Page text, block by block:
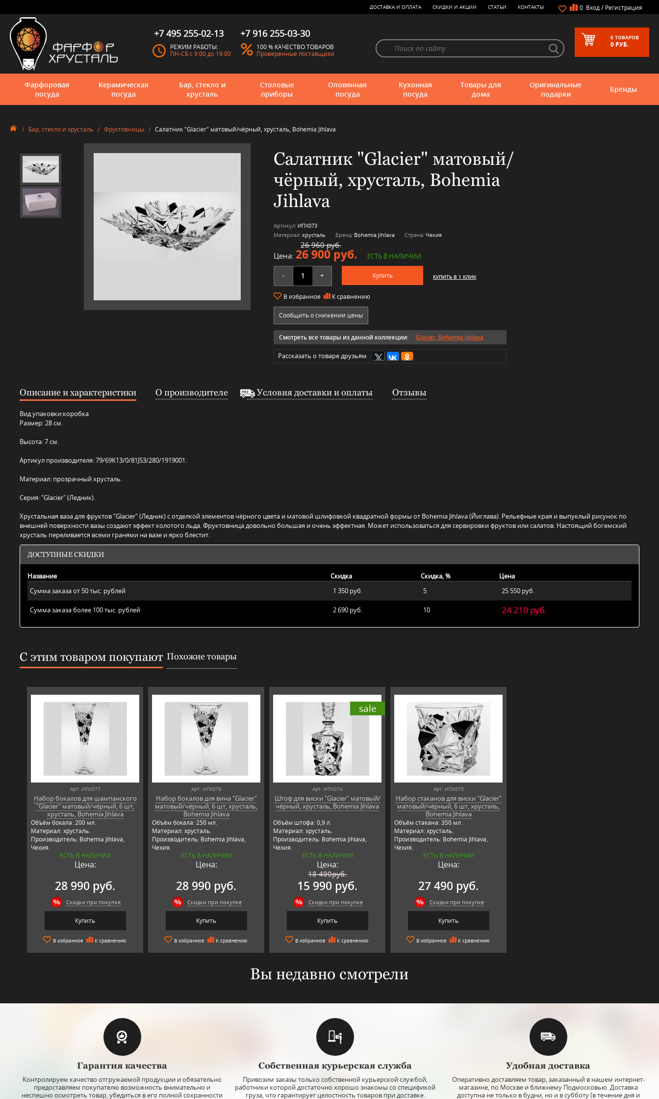
0 Вход/ Регистрация
ДОСТАВКА И ОПЛАТА СКИДКИ И АКЦИИ СТАТЬИ КОНТАКТЫ
+7 495 255-02-13
РЕЖИМ РАБОТЫ:
ПН-СБ с 9:00 до 19:00
+7 916 255-03-30
100 % КАЧЕСТВО ТОВАРОВ
Проверенные поставщики
0 ТОВАРОВ
0 РУБ.
Фарфоровая
посуда
Керамическая
посуда
Бар, стекло и
хрусталь
Столовые
приборы
Оловянная
посуда
Кухонная
посуда
Товары для
дома
Оригинальные
подарки
Бренды
/ Бар, стекло и хрусталь / Фруктовницы / Салатник "Glacier" матовый/чёрный, хрусталь, Bohemia Jihlava
Салатник "Glacier" матовый/
чёрный, хрусталь, Bohemia
Jihlava
Артикул: ИПХ073
Материал: хрусталь Бренд: Bohemia Jihlava Страна: Чехия
26 960 руб.
Цена: 26 900 руб. ЕСТЬ В НАЛИЧИИ
- + Купить КУПИТЬ В 1 КЛИК
В избранное К сравнению
Сообщить о снижении цены
Смотреть все товары из данной коллекции: Glacier, Bohemia Jihlava
Рассказать о товаре друзьям
Описание и характеристики О производителе Условия доставки и оплаты Отзывы
Вид упаковки:коробка
Размер: 28 см.
Высота: 7 см.
Артикул производителя: 79/69K13/0/81J53/280/1919001.
Материал: прозрачный хрусталь.
Серия: "Glacier" (Ледник).
Хрустальная ваза для фруктов "Glacier" (Ледник) с отделкой элементов чёрного цвета и матовой шлифовкой квадратной формы от Bohemia Jihlava (Йиглава). Рельефные края и выпуклый рисунок по
внешней поверхности вазы создают эффект колотого льда. Фруктовница довольно большая и очень эффектная. Может использоваться для сервировки фруктов или салатов. Настоящий богемский
хрусталь переливается всеми гранями на вазе и ярко блестит.
ДОСТУПНЫЕ СКИДКИ
Название Скидка Скидка, %
Цена
Сумма заказа от 50 тыс. рублей
1 350 руб. 5 25 550 руб.
Сумма заказа более 100 тыс. рублей 2 690 руб. 10 24 210 руб.
С этим товаром покупают Похожие товары
Арт: ИПХ077
Набор бокалов для шампанского
"Glacier" матовый/чёрный, 6 шт,
хрусталь, Bohemia Jihlava
Объём бокала: 200 мл.
Материал: хрусталь.
Производитель: Bohemia Jihlava,
Чехия.
ЕСТЬ В НАЛИЧИИ
Цена:
28 990 руб.
Скидки при покупке
Купить
В избранное К сравнению
Арт: ИПХ076
Набор бокалов для вина "Glacier"
матовый/чёрный, 6 шт, хрусталь,
Bohemia Jihlava
Объём бокала: 250 мл.
Материал: хрусталь.
Производитель: Bohemia Jihlava,
Чехия.
ЕСТЬ В НАЛИЧИИ
Цена:
28 990 руб.
Скидки при покупке
Купить
В избранное К сравнению
sale
Арт: ИПХ074
Штоф для виски "Glacier" матовый/
чёрный, хрусталь, Bohemia Jihlava
Объём штофа: 0,9 л.
Материал: хрусталь.
Производитель: Bohemia Jihlava,
Чехия.
ЕСТЬ В НАЛИЧИИ
Цена:
18 490руб.
15 990 руб.
Скидки при покупке
Купить
В избранное К сравнению
Арт: ИПХ075
Набор стаканов для виски "Glacier"
матовый/чёрный, 6 шт, хрусталь,
Bohemia Jihlava
Объём стакана: 350 мл.
Материал: хрусталь.
Производитель: Bohemia Jihlava,
Чехия.
ЕСТЬ В НАЛИЧИИ
Цена:
27 490 руб.
Скидки при покупке
Купить
В избранное К сравнению
Набор стаканов для виски "Glacier"
отводка платина, Bohemia Jihlava
Объём стакана: 350 мл.
Стакан для воды "Nicolette",
Bohemia Jihlava
Объём: 430 мл.
Ваза 35 см "Lisboa" золотые/
черные кольца, Bohemia Jihlava
Высота вазы: 35 см.
Ваза "Bamboo" цветная, Bohemia
Jihlava
Высота: 30 см.
Набор стаканов для виски "Glacier"
матовый/чёрный, 6 шт, хрусталь,
Bohemia Jihlava
Объём стакана: 350 мл.
Высота
Вы недавно смотрели
Гарантия качества
Контролируем качество отгружаемой продукции и обязательно
предоставляем покупателю возможность внимательно и
неспешно осмотреть товар, убедиться в его полной сохранности
Собственная курьерская служба
Привозим заказы только собственной курьерской службой,
работники которой достаточно хорошо знакомы со спецификой
груза, что гарантирует целостность товаров при доставке.
Удобная доставка
Оперативно доставляем товар, заказанный в нашем интернет-
магазине, по Москве и ближнему Подмосковью. Доставка
доступна не только в будни, но и в субботу (в течение дня и